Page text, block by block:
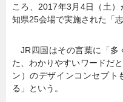
ころ、2017年3月4日（土
知県25会場で実施された「
JR四国はその言葉に「多
た、わかりやすいワードだ
ン）のデザインコンセプト
る」という。